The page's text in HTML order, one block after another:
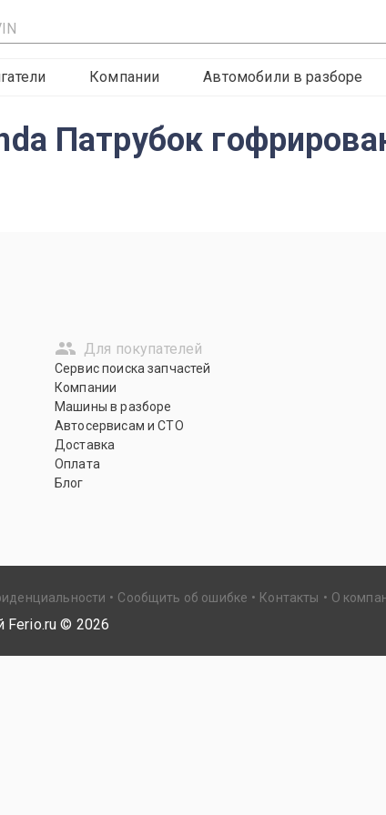
Компании Автомобили в разборе
Патрубок
Для покупателей
Сервис поиска запчастей
Компании
Машины в разборе
Автосервисам и СТО
Доставка
Оплата
Блог
Сообщить об ошибке Контакты О
Ferio.ru © 2026